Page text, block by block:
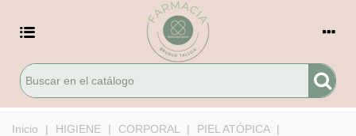
Inicio | HIGIENE | CORPORAL | PIEL ATÓPICA
|